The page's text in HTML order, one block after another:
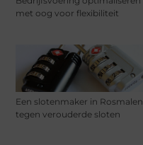
met oog voor flexibiliteit
Een slotenmaker in Rosmalen
tegen verouderde sloten